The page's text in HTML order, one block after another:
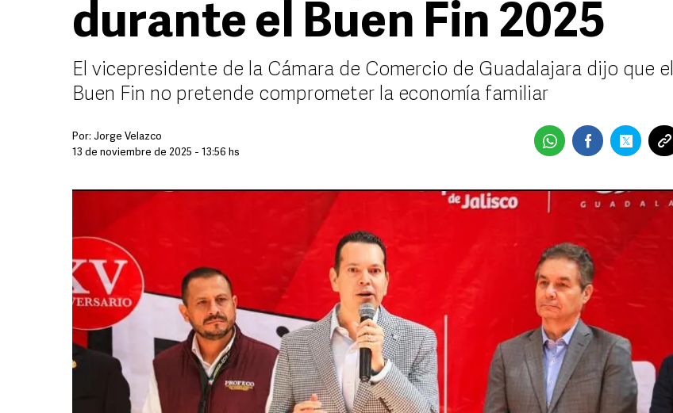
durante el Buen Fin 2025
El vicepresidente de la Cámara de Comercio de Guadalajara dijo que el
Buen Fin no pretende comprometer la economía familiar
Por: Jorge Velazco
13 de noviembre de 2025 - 13:56 hs